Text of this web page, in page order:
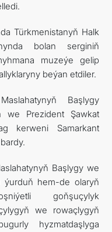
Türkmenistanyň Halk
bolan serginiň
muzeýe gelip
beýan etdiler.
Başlygy
we Prezident Şawkat
kerweni Samarkant
Başlygy we
ýurduň hem-de olaryň
goňşuçylyk
we rowaçlygyň
hyzmatdaşlyga